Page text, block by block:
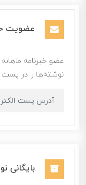
عضویت
عضو خبرنامه
نوشته‌ها را در
بایگانی